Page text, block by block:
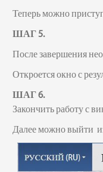
Теперь можно
ШАГ 5.
После завершения
Откроется окно с
ШАГ 6.
Закончить работу с
Далее можно выйти